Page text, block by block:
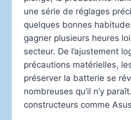
une série de réglages
quelques bonnes
gagner plusieurs heures
secteur. De l’ajustement
précautions matérielles,
préserver la batterie se
nombreuses qu’il n’y
constructeurs comme